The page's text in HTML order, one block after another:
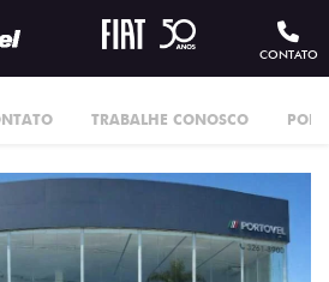
CONTATO
TRABALHE CONOSCO